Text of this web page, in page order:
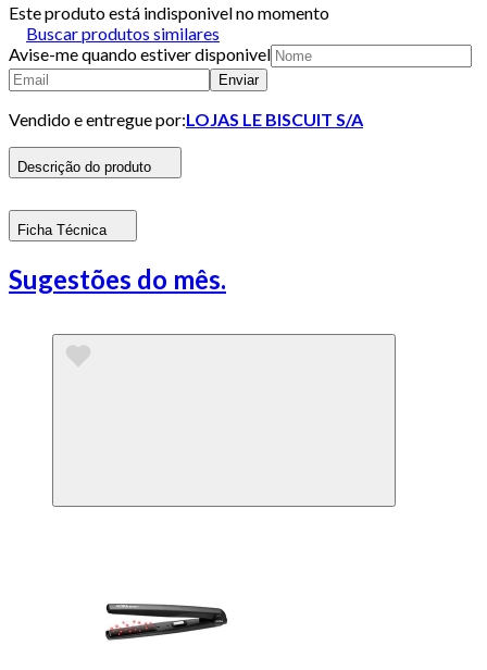
Este produto está indisponivel no momento
Buscar produtos similares
Avise-me quando estiver disponivel
Enviar
Vendido e entregue por:LOJAS LE BISCUIT S/A
Descrição do produto
Ficha Técnica
Sugestões do mês.